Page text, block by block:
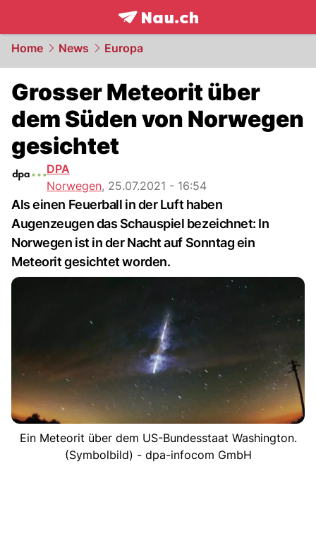
frontpage.NAU.ch
Home News Europa
Grosser Meteorit über
dem Süden von Norwegen
gesichtet
DPA
Norwegen, 25.07.2021 - 16:54
Als einen Feuerball in der Luft haben
Augenzeugen das Schauspiel bezeichnet: In
Norwegen ist in der Nacht auf Sonntag ein
Meteorit gesichtet worden.
Ein Meteorit über dem US-Bundesstaat Washington.
(Symbolbild) - dpa-infocom GmbH